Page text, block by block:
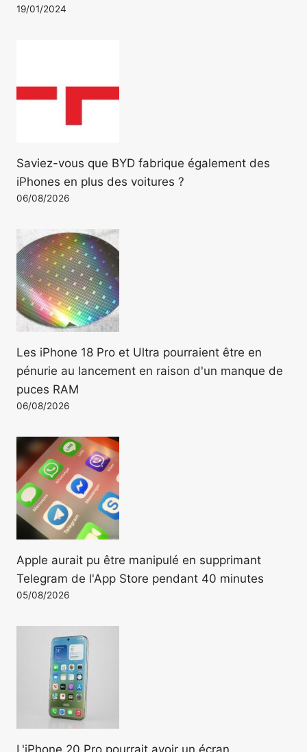
19/01/2024
Saviez-vous que BYD fabrique également des
iPhones en plus des voitures ?
06/08/2026
Les iPhone 18 Pro et Ultra pourraient être en
pénurie au lancement en raison d'un manque de
puces RAM
06/08/2026
Apple aurait pu être manipulé en supprimant
Telegram de l'App Store pendant 40 minutes
05/08/2026
L'iPhone 20 Pro pourrait avoir un écran